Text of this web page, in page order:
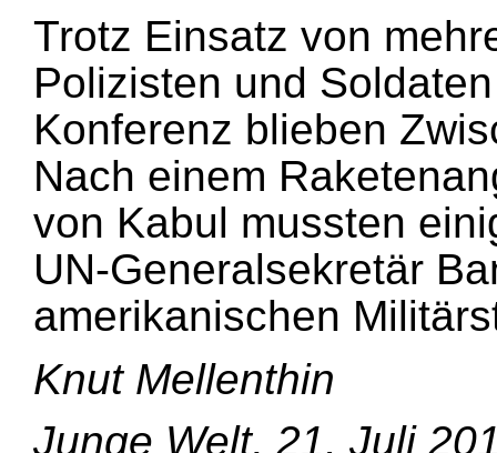
Trotz Einsatz von
Polizisten und
Konferenz blieben
Nach einem
von Kabul mussten
UN-Generalsekretär
amerikanischen
Knut Mellenthin
Junge Welt, 21. Juli